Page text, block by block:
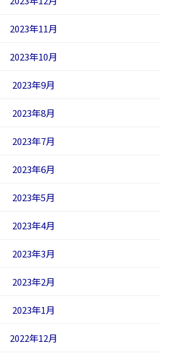
2023年11月
2023年10月
2023年9月
2023年8月
2023年7月
2023年6月
2023年5月
2023年4月
2023年3月
2023年2月
2023年1月
2022年12月